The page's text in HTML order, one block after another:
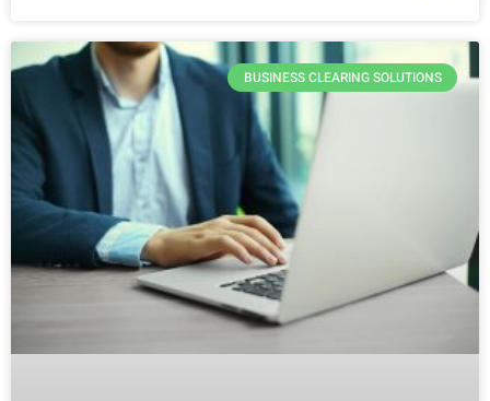
BUSINESS CLEARING SOLUTIONS